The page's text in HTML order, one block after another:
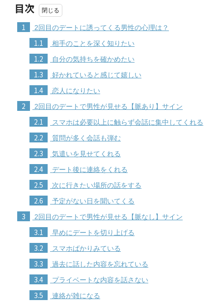
目次
1 2回目のデートに誘ってくる男性の心理は？
1.1 相手のことを深く知りたい
1.2 自分の気持ちを確かめたい
1.3 好かれていると感じて嬉しい
1.4 恋人になりたい
2 2回目のデートで男性が見せる【脈あり】サイン
2.1 スマホは必要以上に触らず会話に集中してくれる
2.2 質問が多く会話も弾む
2.3 気遣いを見せてくれる
2.4 デート後に連絡をくれる
2.5 次に行きたい場所の話をする
2.6 予定がない日を聞いてくる
3 2回目のデートで男性が見せる【脈なし】サイン
3.1 早めにデートを切り上げる
3.2 スマホばかりみている
3.3 過去に話した内容を忘れている
3.4 プライベートな内容を話さない
3.5 連絡が雑になる